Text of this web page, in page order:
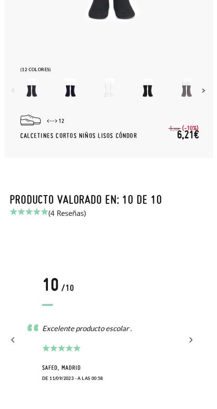
(12 COLORES)
12
CALCETINES CORTOS NIÑOS LISOS CÓNDOR
6,90€ (-10%)
6,21€
PRODUCTO VALORADO EN: 10 DE 10
(4 Reseñas)
10 /10
Excelente producto escolar .
SAFED, MADRID
DE 11/09/2023 - A LAS 00:58